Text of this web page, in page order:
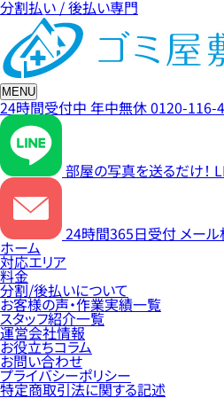
分割払い / 後払い専門
MENU
24時間受付中 年中無休0120-116-
部屋の写真を送るだけ！
24時間365日受付 メー
ホーム
対応エリア
料金
分割/後払いについて
お客様の声・作業実績一覧
スタッフ紹介一覧
運営会社情報
お役立ちコラム
お問い合わせ
プライバシーポリシー
特定商取引法に関する記述